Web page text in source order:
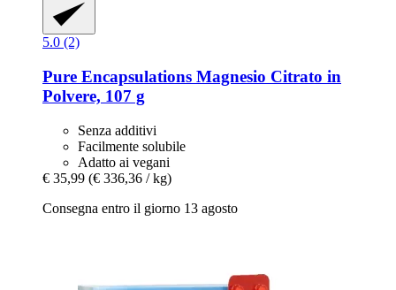
5.0 (2)
Pure Encapsulations Magnesio Citrato in
Polvere, 107 g
Senza additivi
Facilmente solubile
Adatto ai vegani
€ 35,99 (€ 336,36 / kg)
Consegna entro il giorno 13 agosto